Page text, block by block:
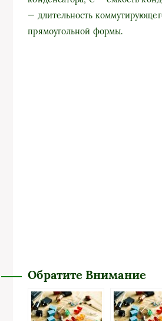
— длительность
прямоугольной формы.
Обратите Внимание